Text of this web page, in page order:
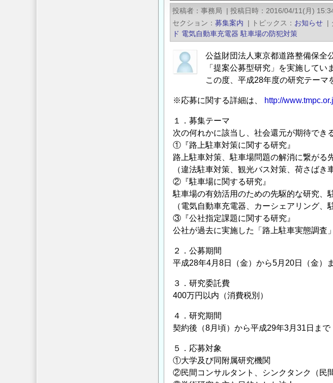
年
公
益
財
団
東
都
道
路
整
備
保
全
公
社
案
募
型
究
案
内
投稿者 事務局 | 投稿日時
2016/04/11(月)
セクション
募集案内 | トピックス お知らせ |
ド 電気自動車充電器 駐車場の防犯対策
公益財団法人東京都道路整備保全
「提案公募型研究」を実施してい
この度、平成28年度の研究テーマ
※応募に関する詳細は、 http://
１．募集テーマ
次の何れかに該当し、社会還元が期待でき
①『路上駐車対策に関する研究』
路上駐車対策、駐車場問題の解消に繋がる
（違法駐車対策、観光バス対策、荷さばき
②『駐車場に関する研究』
駐車場の有効活用のための先駆的な研究、
（電気自動車充電器、カーシェアリング、
③『公社指定課題に関する研究』
公社が過去に実施した「路上駐車実態調査
２．公募期間
平成28年4月8日（金）から5月20日（金）
３．研究委託費
400万円以内（消費税別）
４．研究期間
契約後（8月頃）から平成29年3月31日まで
５．応募対象
①大学及び同附属研究機関
②民間コンサルタント、シンクタンク（民